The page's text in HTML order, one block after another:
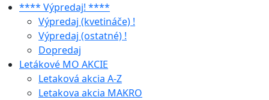
**** Výpredaj! ****
Výpredaj (kvetináče) !
Výpredaj (ostatné) !
Dopredaj
Letákové MO AKCIE
Letaková akcia A-Z
Letakova akcia MAKRO